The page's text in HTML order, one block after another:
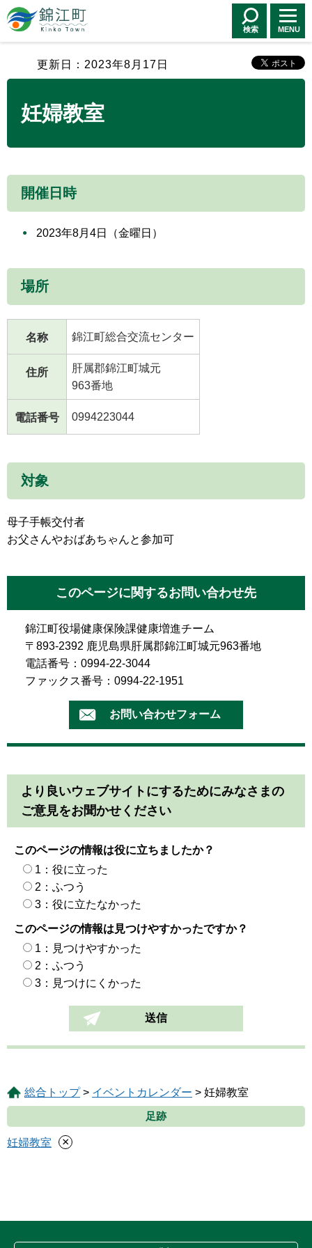
錦江町 Kinko
Town
検索 MENU
更新日：2023年8月17日
妊婦教室
開催日時
2023年8月4日（金曜日）
場所
名称 錦江町総合交流センター
住所
肝属郡錦江町城元
963番地
電話番号 0994223044
対象
母子手帳交付者
お父さんやおばあちゃんと参加可
このページに関するお問い合わせ先
錦江町役場健康保険課健康増進チーム
〒893-2392 鹿児島県肝属郡錦江町城元963番地
電話番号：0994-22-3044
ファックス番号：0994-22-1951
より良いウェブサイトにするためにみなさまの
ご意見をお聞かせください
このページの情報は役に立ちましたか？
1：役に立った
2：ふつう
3：役に立たなかった
このページの情報は見つけやすかったですか？
1：見つけやすかった
2：ふつう
3：見つけにくかった
総合トップ> イベントカレンダー > 妊婦教室
足跡
妊婦教室 ×